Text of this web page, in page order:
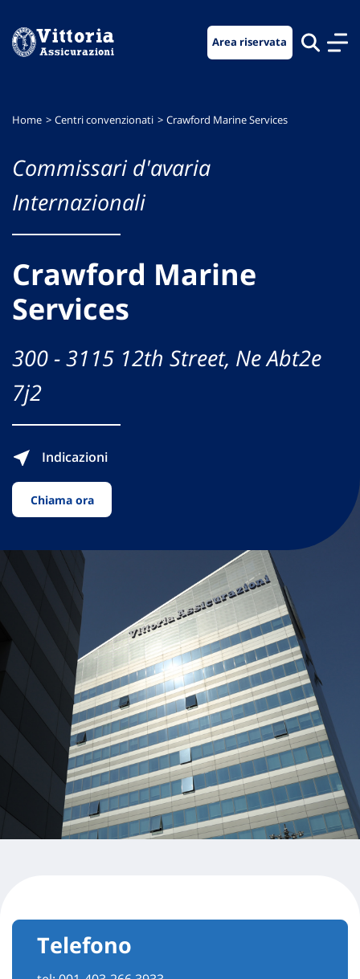
menu
contenuto
footer
Area riservata
Home Centri convenzionati Crawford Marine Services
Commissari d'avaria
Internazionali
Crawford Marine
Services
300 - 3115 12th Street, Ne Abt2e
7j2
Indicazioni
Chiama ora
Telefono